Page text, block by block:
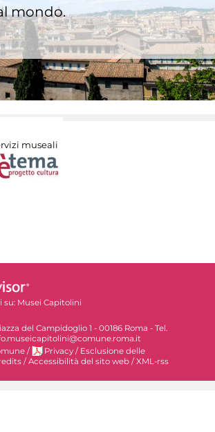
mondo.
museali
su: Musei Capitolini
del Campidoglio 1 - 00186 Roma - Tel.
/ Privacy / Esclusione delle
/Accessibilità del sito web /XML-rss